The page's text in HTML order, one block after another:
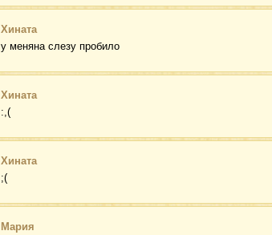
Хината
у меняна слезу пробило
Хината
:,(
Хината
;(
Мария